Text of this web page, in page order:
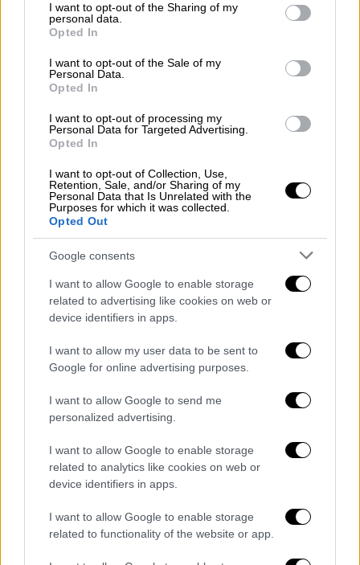
not limited to your visit or usage behaviour. You may click to
grant or deny consent to Google and its third-party tags to
use your data for below specified purposes in below Google
consent section.
I want to opt-out of the Sharing of my
personal data.
Opted In
I want to opt-out of the Sale of my
Personal Data.
Opted In
I want to opt-out of processing my
Personal Data for Targeted Advertising.
Opted In
I want to opt-out of Collection, Use,
Retention, Sale, and/or Sharing of my
Personal Data that Is Unrelated with the
Purposes for which it was collected.
Opted Out
Google consents
I want to allow Google to enable storage
related to advertising like cookies on web or
device identifiers in apps.
I want to allow my user data to be sent to
Google for online advertising purposes.
I want to allow Google to send me
personalized advertising.
I want to allow Google to enable storage
related to analytics like cookies on web or
device identifiers in apps.
I want to allow Google to enable storage
related to functionality of the website or app.
Αθλητισμός|17.05.2026 16:59
Υποβιβάστηκε ο Πανσερραϊκός -
Παραμένει στη Super League ο Αστέρας
Τρίπολης
προσπάθεια στα πλέι άουτ αλλά πλήρωσε
την κακή πορεία στο ξεκίνημα της σεζόν